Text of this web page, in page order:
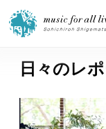
ホーム
ニュース
日々のレ